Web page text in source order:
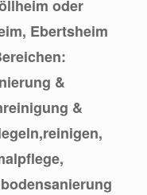
oder
Ebertsheim
&
&